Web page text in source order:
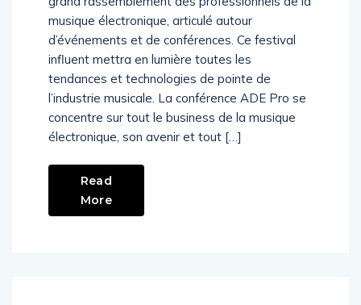
grand rassemblement des professionnels de la
musique électronique, articulé autour
d’événements et de conférences. Ce festival
influent mettra en lumière toutes les
tendances et technologies de pointe de
l’industrie musicale. La conférence ADE Pro se
concentre sur tout le business de la musique
Read
More